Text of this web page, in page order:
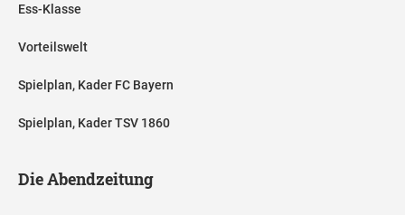
Ess-Klasse
Vorteilswelt
Spielplan, Kader FC Bayern
Spielplan, Kader TSV 1860
Die Abendzeitung